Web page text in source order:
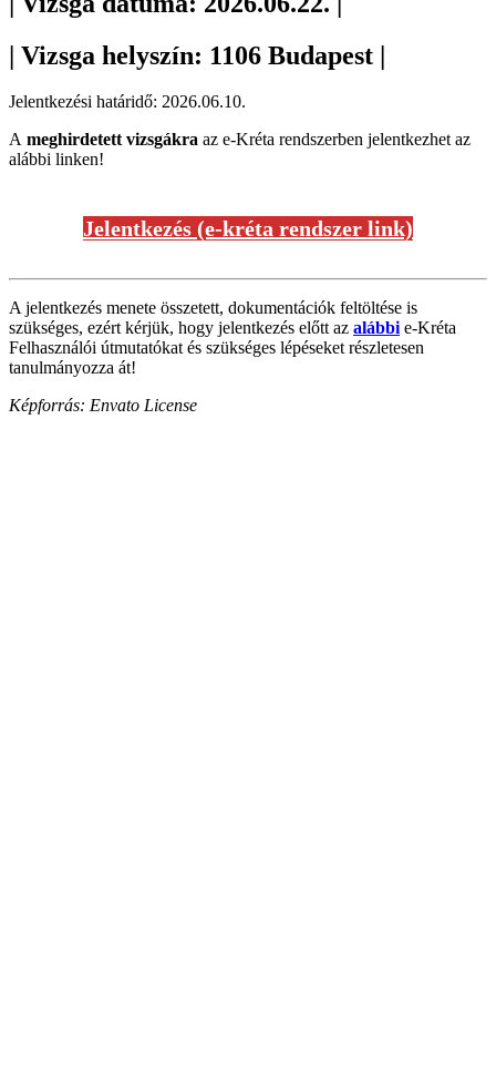
| Vizsga helyszín: 1106 Budapest |
Jelentkezési határidő: 2026.06.10.
A meghirdetett vizsgákra az e-Kréta rendszerben jelentkezhet az
alábbi linken!
Jelentkezés (e-kréta rendszer link)
A jelentkezés menete összetett, dokumentációk feltöltése is
szükséges, ezért kérjük, hogy jelentkezés előtt az alábbie-Kréta
Felhasználói útmutatókat és szükséges lépéseket részletesen
tanulmányozza át!
Képforrás: Envato License